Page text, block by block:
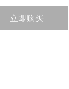
立即购买